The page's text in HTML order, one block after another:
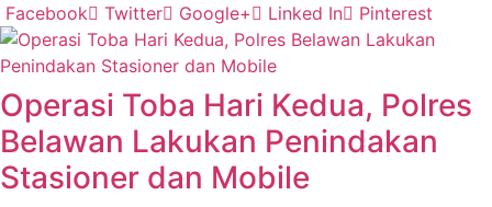
Facebook Twitter Google+ Linked In Pinterest
Operasi Toba Hari Kedua, Polres
Belawan Lakukan Penindakan
Stasioner dan Mobile